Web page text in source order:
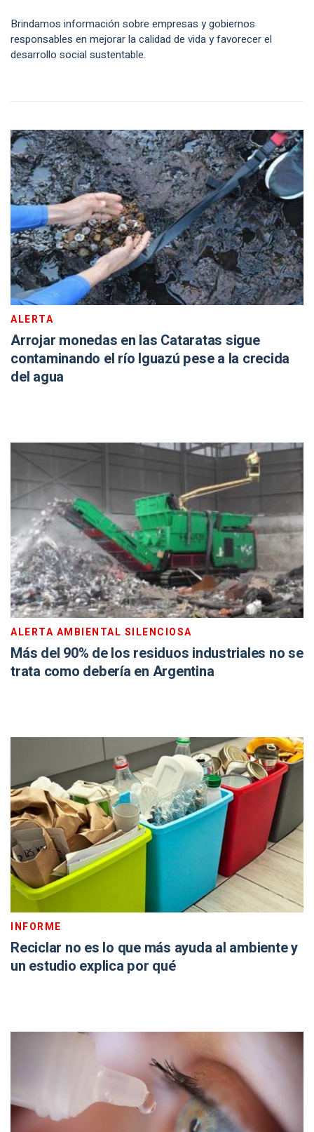
Brindamos información sobre empresas y gobiernos
responsables en mejorar la calidad de vida y favorecer el
desarrollo social sustentable.
ALERTA
Arrojar monedas en las Cataratas sigue
contaminando el río Iguazú pese a la crecida
del agua
ALERTA AMBIENTAL SILENCIOSA
Más del 90% de los residuos industriales no se
trata como debería en Argentina
INFORME
Reciclar no es lo que más ayuda al ambiente y
un estudio explica por qué